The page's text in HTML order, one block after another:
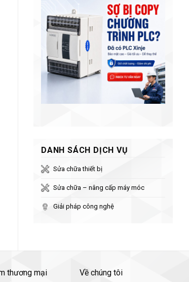
DANH SÁCH DỊCH VỤ
Sửa chữa thiết bị
Sửa chữa – nâng cấp máy móc
Giải pháp công nghệ
thương mại Về chúng tôi